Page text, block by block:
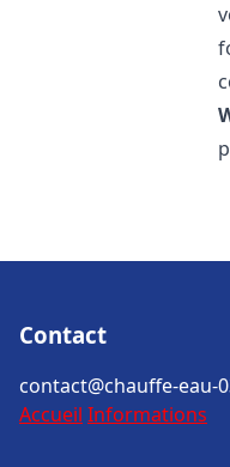
Contact
contact@chauffe-eau-
Accueil Informations